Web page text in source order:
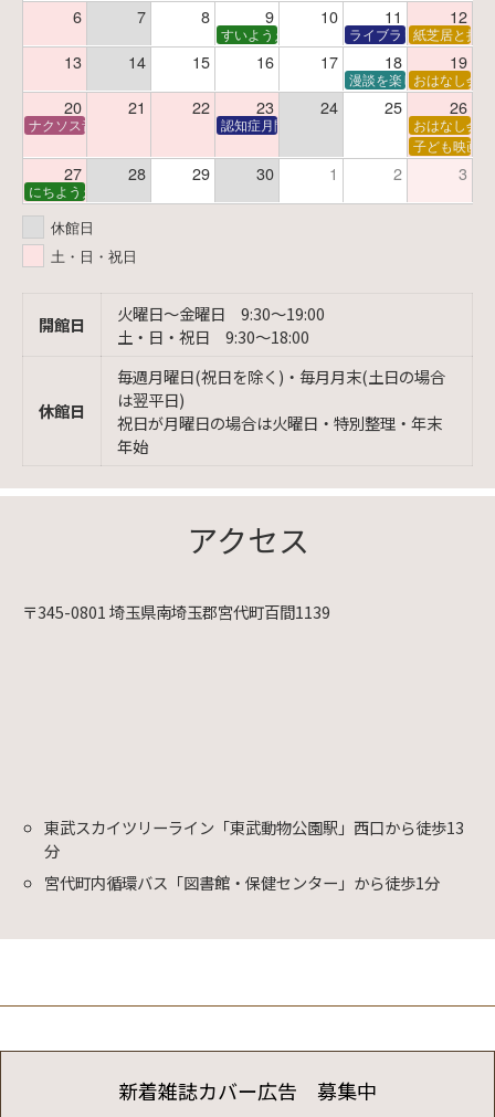
6 7 8 9 10 11 12
すいようえほん ライブラリーシアター
紙芝居と折
13 14 15 16 17 18 19
漫談を楽しむ会 ～漫談
おはなし会
20 21 22 23 24 25 26
ナクソス音楽会 第6回 宇宙を感じるクラシック認知症月間 特別映画会「調査屋マオさんの恋
おはなし会
子ども映画会
27 28 29 30 1 2 3
にちようえほん
休館日
土・日・祝日
開館日
火曜日〜金曜日 9:30〜19:00
土・日・祝日 9:30〜18:00
休館日
毎週月曜日(祝日を除く)・毎月月末(土日の場合
は翌平日)
祝日が月曜日の場合は火曜日・特別整理・年末
年始
アクセス
〒345-0801 埼玉県南埼玉郡宮代町百間1139
東武スカイツリーライン「東武動物公園駅」西口から徒歩13
分
宮代町内循環バス「図書館・保健センター」から徒歩1分
新着雑誌カバー広告 募集中